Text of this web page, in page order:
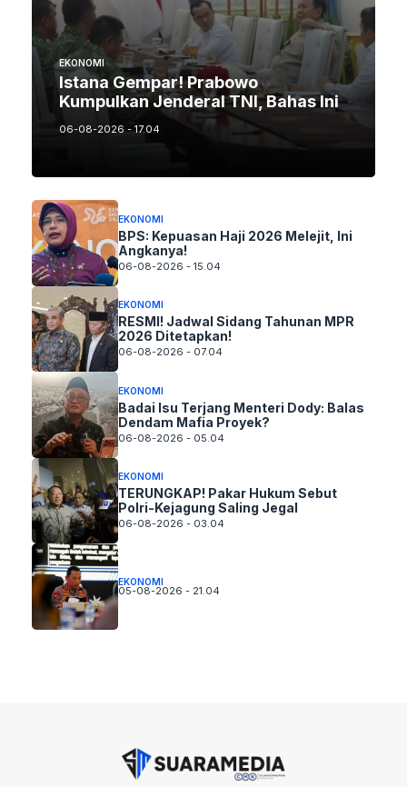
EKONOMI
Istana Gempar! Prabowo
Kumpulkan Jenderal TNI, Bahas Ini
06-08-2026 - 17.04
EKONOMI
BPS: Kepuasan Haji 2026 Melejit, Ini
Angkanya!
06-08-2026 - 15.04
EKONOMI
RESMI! Jadwal Sidang Tahunan MPR
2026 Ditetapkan!
06-08-2026 - 07.04
EKONOMI
Badai Isu Terjang Menteri Dody: Balas
Dendam Mafia Proyek?
06-08-2026 - 05.04
EKONOMI
TERUNGKAP! Pakar Hukum Sebut
Polri-Kejagung Saling Jegal
06-08-2026 - 03.04
EKONOMI
05-08-2026 - 21.04